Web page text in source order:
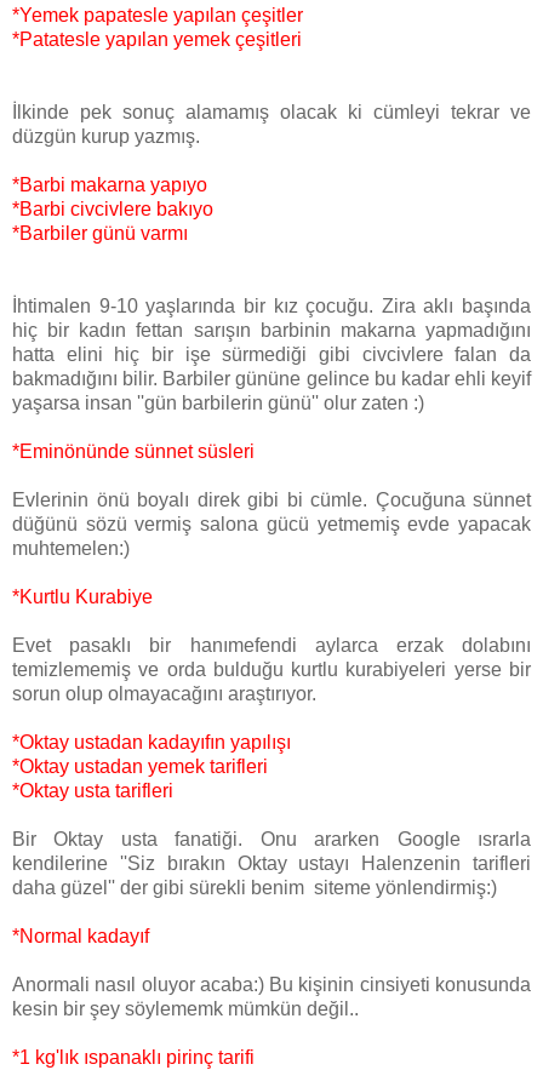
*Yemek papatesle yapılan çeşitler
*Patatesle yapılan yemek çeşitleri
İlkinde pek sonuç alamamış olacak ki cümleyi tekrar ve
düzgün kurup yazmış.
*Barbi makarna yapıyo
*Barbi civcivlere bakıyo
*Barbiler günü varmı
İhtimalen 9-10 yaşlarında bir kız çocuğu. Zira aklı başında
hiç bir kadın fettan sarışın barbinin makarna yapmadığını
hatta elini hiç bir işe sürmediği gibi civcivlere falan da
bakmadığını bilir. Barbiler gününe gelince bu kadar ehli keyif
yaşarsa insan ''gün barbilerin günü'' olur zaten :)
*Eminönünde sünnet süsleri
Evlerinin önü boyalı direk gibi bi cümle. Çocuğuna sünnet
düğünü sözü vermiş salona gücü yetmemiş evde yapacak
muhtemelen:)
*Kurtlu Kurabiye
Evet pasaklı bir hanımefendi aylarca erzak dolabını
temizlememiş ve orda bulduğu kurtlu kurabiyeleri yerse bir
sorun olup olmayacağını araştırıyor.
*Oktay ustadan kadayıfın yapılışı
*Oktay ustadan yemek tarifleri
*Oktay usta tarifleri
Bir Oktay usta fanatiği. Onu ararken Google ısrarla
kendilerine ''Siz bırakın Oktay ustayı Halenzenin tarifleri
daha güzel'' der gibi sürekli benim siteme yönlendirmiş:)
*Normal kadayıf
Anormali nasıl oluyor acaba:) Bu kişinin cinsiyeti konusunda
kesin bir şey söylememk mümkün değil..
*1 kg'lık ıspanaklı pirinç tarifi